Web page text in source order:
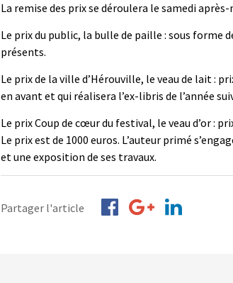
La remise des prix se déroulera le samedi après-
Le prix du public, la bulle de paille : sous forme
présents.
Le prix de la ville d’Hérouville, le veau de lait :
en avant et qui réalisera l’ex-libris de l’année
Le prix Coup de cœur du festival, le veau d’or :
Le prix est de 1000 euros. L’auteur primé
et une exposition de ses travaux.
Partager l'article